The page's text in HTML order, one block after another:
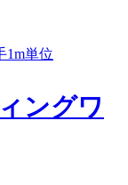
ングワ